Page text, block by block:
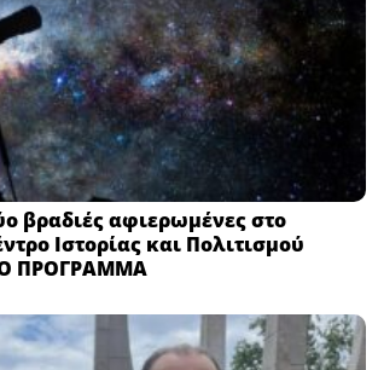
βραδιές αφιερωμένες στο
Ιστορίας και Πολιτισμού
ΠΡΟΓΡΑΜΜΑ